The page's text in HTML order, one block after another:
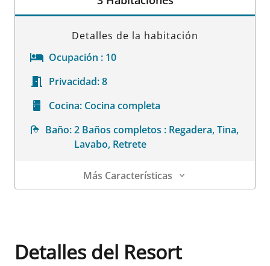
Detalles de la habitación
Ocupación : 10
Privacidad:8
Cocina: Cocina completa
Baño: 2 Baños completos : Regadera, Tina,
Lavabo, Retrete
Más Características
Detalles del Resort